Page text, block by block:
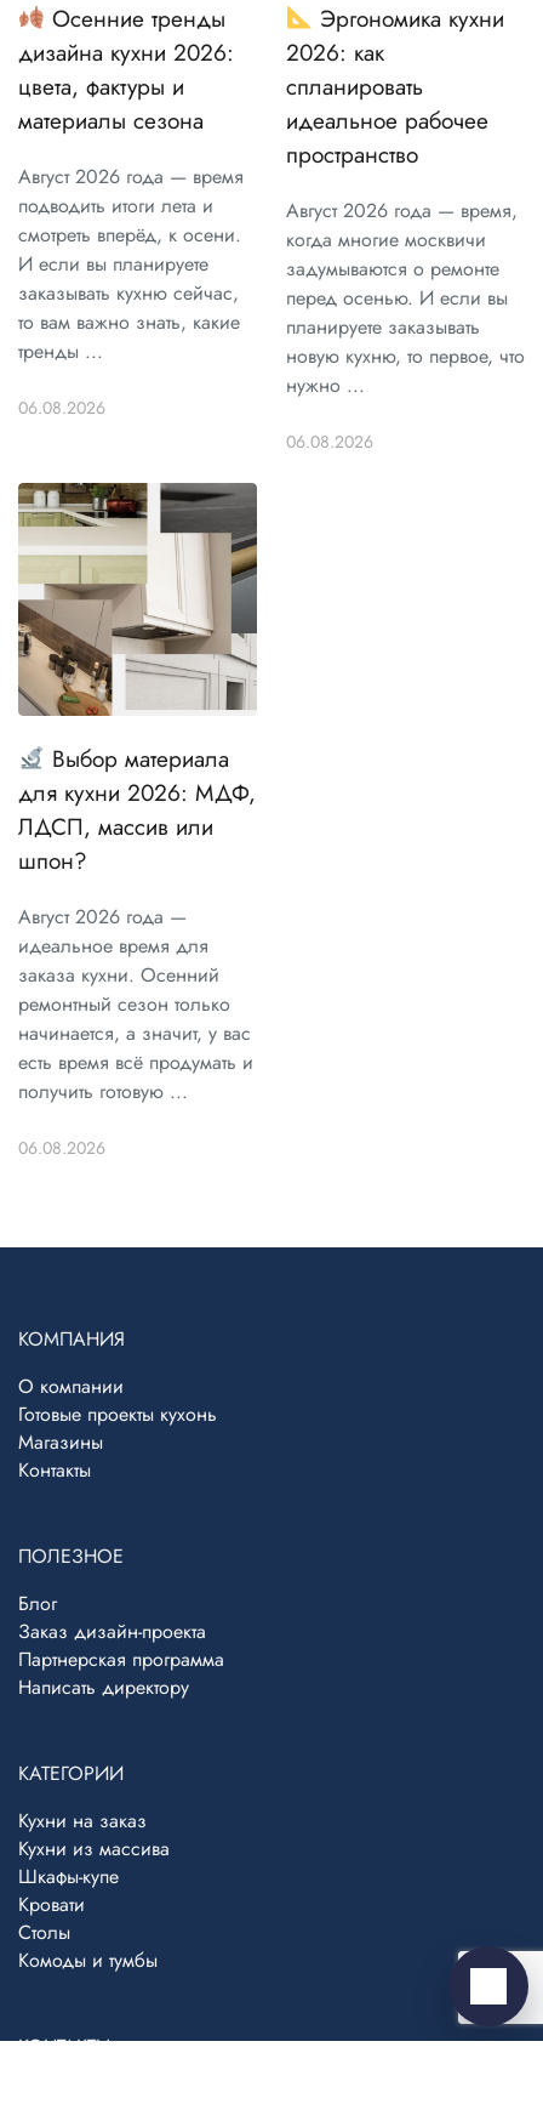
Осенние тренды
дизайна кухни 2026:
цвета, фактуры и
материалы сезона
Август 2026 года — время
подводить итоги лета и
смотреть вперёд, к осени.
И если вы планируете
заказывать кухню сейчас,
то вам важно знать, какие
тренды ...
06.08.2026
Эргономика кухни
2026: как
спланировать
идеальное рабочее
пространство
Август 2026 года — время,
когда многие москвичи
задумываются о ремонте
перед осенью. И если вы
планируете заказывать
новую кухню, то первое, что
нужно ...
06.08.2026
Выбор материала
для кухни 2026: МДФ,
ЛДСП, массив или
шпон?
Август 2026 года —
идеальное время для
заказа кухни. Осенний
ремонтный сезон только
начинается, а значит, у вас
есть время всё продумать и
получить готовую ...
06.08.2026
КОМПАНИЯ
О компании
Готовые проекты кухонь
Магазины
Контакты
ПОЛЕЗНОЕ
Блог
Заказ дизайн-проекта
Партнерская программа
Написать директору
КАТЕГОРИИ
Кухни на заказ
Кухни из массива
Шкафы-купе
Кровати
Столы
Комоды и тумбы
КОНТАКТЫ